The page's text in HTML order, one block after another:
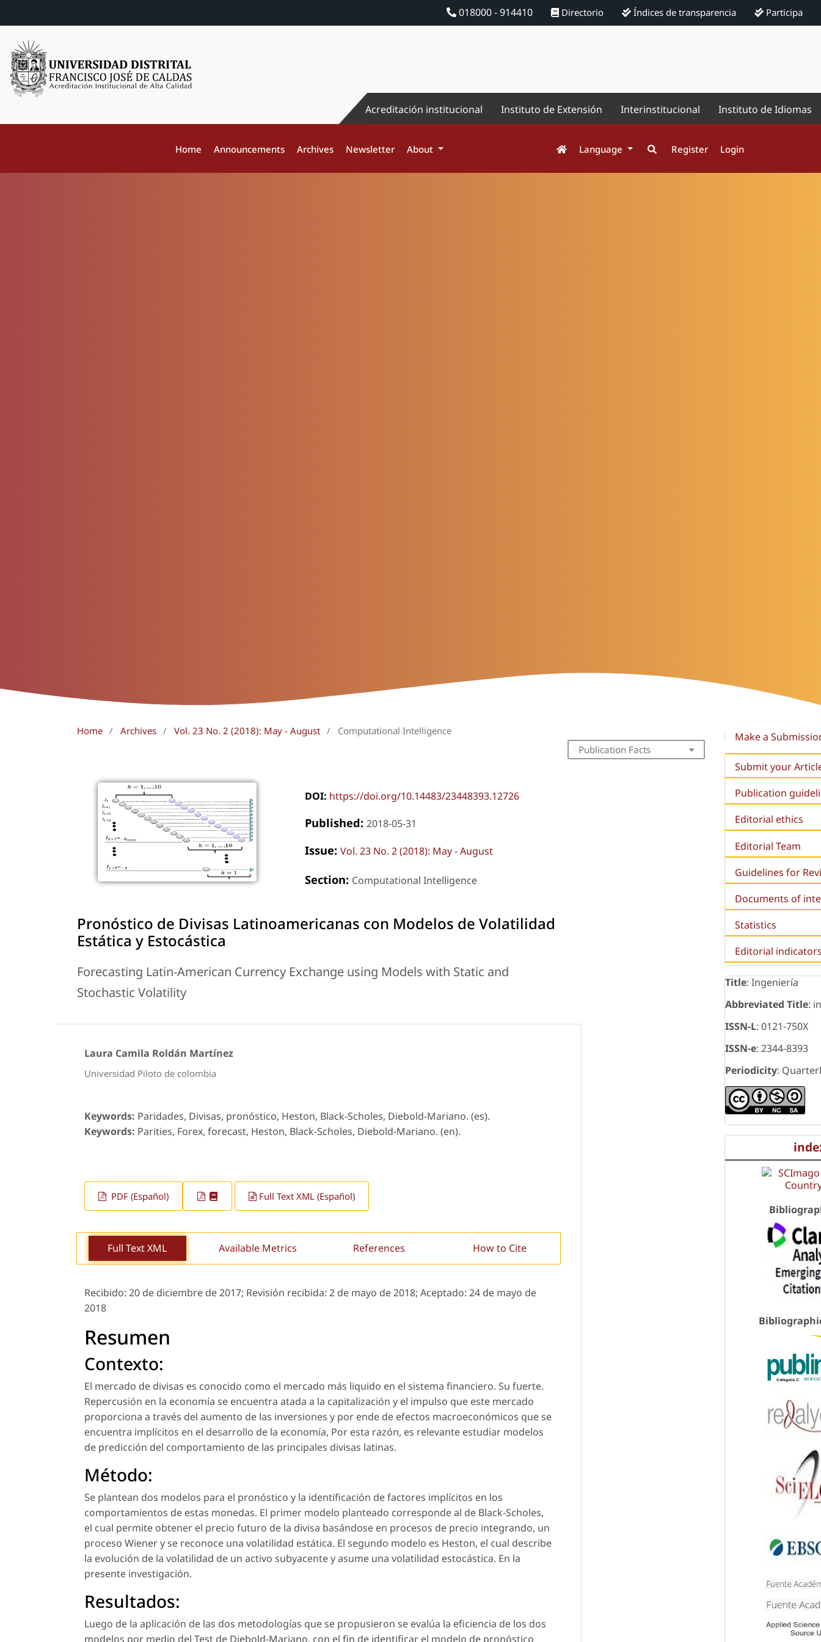
018000 - 914410 Directorio Índices de transparencia Participa
Acreditación institucional Instituto de Extensión Interinstitucional Instituto de Idiomas
Home Announcements Archives Newsletter About Language Register Login
Home / Archives / Vol. 23 No. 2 (2018): May - August / Computational Intelligence
DOI: https://doi.org/10.14483/23448393.12726
Published: 2018-05-31
Issue: Vol. 23 No. 2 (2018): May - August
Section: Computational Intelligence
Pronóstico de Divisas Latinoamericanas con Modelos de Volatilidad
Estática y Estocástica
Forecasting Latin-American Currency Exchange using Models with Static and
Stochastic Volatility
Laura Camila Roldán Martínez
Universidad Piloto de colombia
Keywords: Paridades, Divisas, pronóstico, Heston, Black-Scholes, Diebold-Mariano. (es).
Keywords: Parities, Forex, forecast, Heston, Black-Scholes, Diebold-Mariano. (en).
PDF (Español) Full Text XML (Español)
Full Text XML Available Metrics References How to Cite
Recibido: 20 de diciembre de 2017; Revisión recibida: 2 de mayo de 2018; Aceptado: 24 de mayo de
2018
Resumen
Contexto:
El mercado de divisas es conocido como el mercado más liquido en el sistema financiero. Su fuerte.
Repercusión en la economía se encuentra atada a la capitalización y el impulso que este mercado
proporciona a través del aumento de las inversiones y por ende de efectos macroeconómicos que se
encuentra implícitos en el desarrollo de la economía, Por esta razón, es relevante estudiar modelos
de predicción del comportamiento de las principales divisas latinas.
Método:
Se plantean dos modelos para el pronóstico y la identificación de factores implícitos en los
comportamientos de estas monedas. El primer modelo planteado corresponde al de Black-Scholes,
el cual permite obtener el precio futuro de la divisa basándose en procesos de precio integrando, un
proceso Wiener y se reconoce una volatilidad estática. El segundo modelo es Heston, el cual describe
la evolución de la volatilidad de un activo subyacente y asume una volatilidad estocástica. En la
presente investigación.
Resultados:
Luego de la aplicación de las dos metodologías que se propusieron se evalúa la eficiencia de los dos
modelos por medio del Test de Diebold-Mariano, con el fin de identificar el modelo de pronóstico
Publication Facts
Make a
Submit your
Publication
Editorial ethics
Editorial Team
Guidelines for
Documents of
Statistics
Editorial
Title: Ingeniería
Abbreviated Title:
ISSN-L: 0121-750X
ISSN-e: 2344-8393
Periodicity: